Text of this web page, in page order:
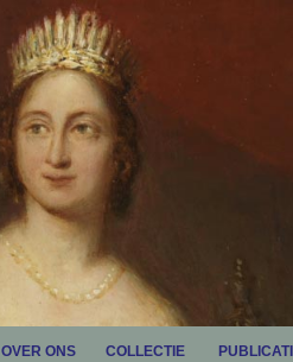
OVER ONS COLLECTIE